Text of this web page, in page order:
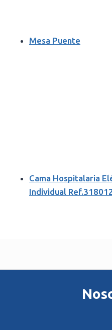
Mesa Puente
Cama Hospitalaria
Individual Ref.318012